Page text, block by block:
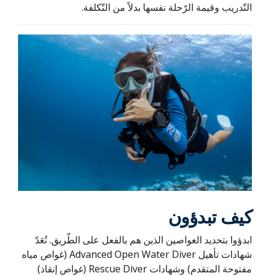
التّدريب وقيمة الرّحلة نفسها بدلاً من التّكلفة.
كيف تبدؤون
ابدؤوا بتحديد الغواصين الذين هم بالفعل على الطّريق. تُعَدّ
شهادات تأهيل Advanced Open Water Diver (غواص مياه
مفتوحة المتقدم) وشهادات Rescue Diver (غواص إنقاذ)